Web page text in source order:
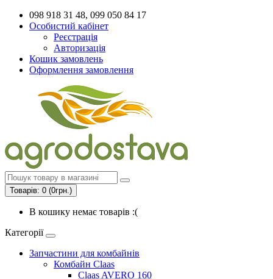
098 918 31 48, 099 050 84 17
Особистий кабінет
Реєстрація
Авторизація
Кошик замовлень
Оформлення замовлення
Товарів: 0 (0грн.)
В кошику немає товарів :(
Категорії
Запчастини для комбайнів
Комбайн Claas
Claas AVERO 160